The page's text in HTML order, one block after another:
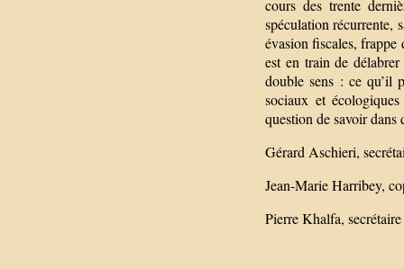
cours des trente
spéculation récurrente,
évasion fiscales, frappe
est en train de
double sens : ce qu’il
sociaux et
question de savoir
Gérard Aschieri,
Jean-Marie Harribey,
Pierre Khalfa,